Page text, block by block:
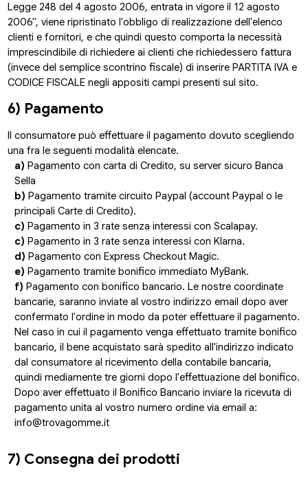
Legge 248 del 4 agosto 2006, entrata in vigore il 12 agosto
2006", viene ripristinato l'obbligo di realizzazione dell'elenco
clienti e fornitori, e che quindi questo comporta la necessità
imprescindibile di richiedere ai clienti che richiedessero fattura
(invece del semplice scontrino fiscale) di inserire PARTITA IVA e
CODICE FISCALE negli appositi campi presenti sul sito.
6) Pagamento
Il consumatore può effettuare il pagamento dovuto scegliendo
una fra le seguenti modalità elencate.
a) Pagamento con carta di Credito, su server sicuro Banca
Sella
b) Pagamento tramite circuito Paypal (account Paypal o le
principali Carte di Credito).
c) Pagamento in 3 rate senza interessi con Scalapay.
c) Pagamento in 3 rate senza interessi con Klarna.
d) Pagamento con Express Checkout Magic.
e) Pagamento tramite bonifico immediato MyBank.
f) Pagamento con bonifico bancario. Le nostre coordinate
bancarie, saranno inviate al vostro indirizzo email dopo aver
confermato l'ordine in modo da poter effettuare il pagamento.
Nel caso in cui il pagamento venga effettuato tramite bonifico
bancario, il bene acquistato sarà spedito all'indirizzo indicato
dal consumatore al ricevimento della contabile bancaria,
quindi mediamente tre giorni dopo l'effettuazione del bonifico.
Dopo aver effettuato il Bonifico Bancario inviare la ricevuta di
pagamento unita al vostro numero ordine via email a:
info@trovagomme.it
7) Consegna dei prodotti